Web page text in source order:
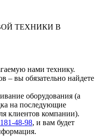
ТЕХНИКИ В
нами технику.
– вы обязательно найдете
оборудования (а
на последующие
клиентов компании).
48-98, и вам будет